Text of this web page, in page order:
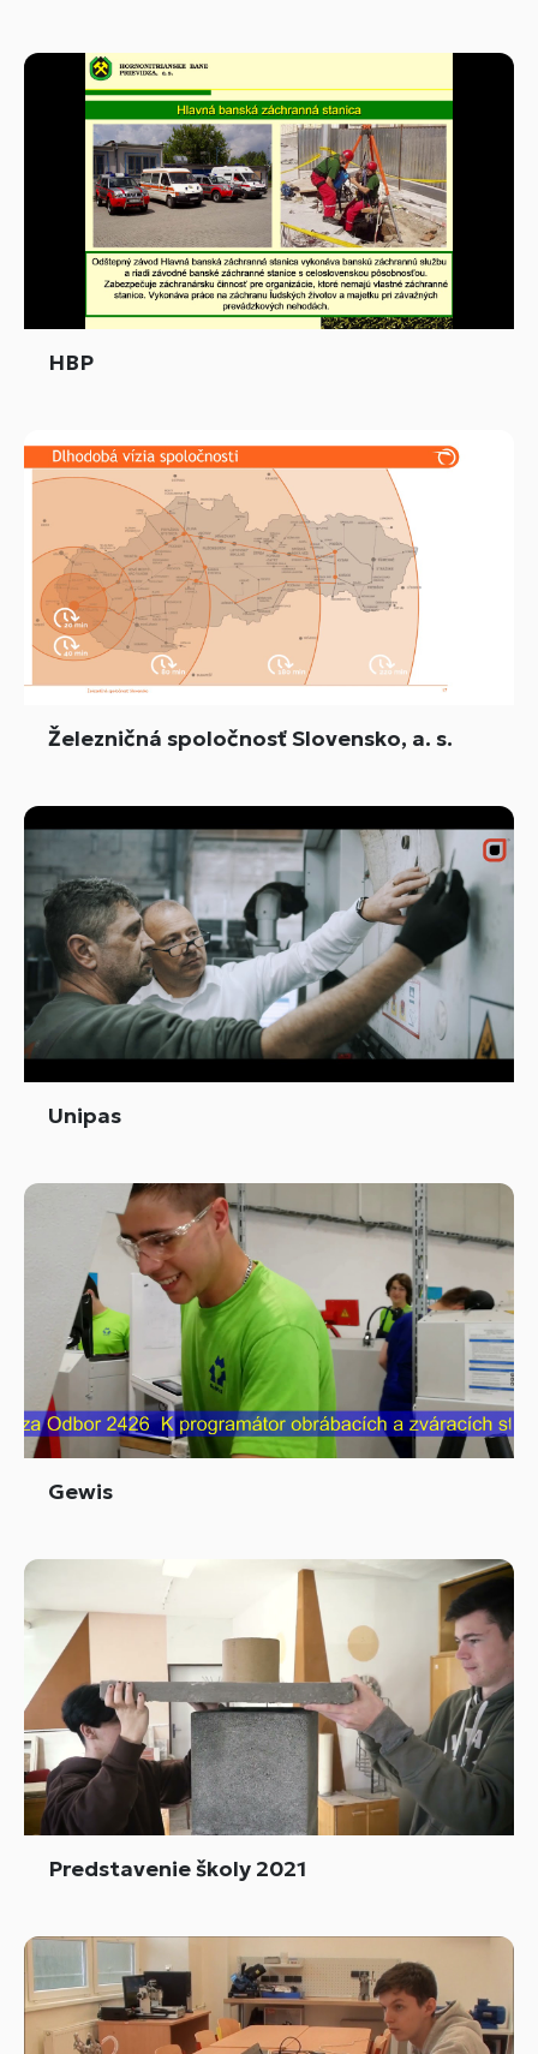
HBP
Železničná spoločnosť Slovensko, a. s.
Unipas
Gewis
Predstavenie školy 2021